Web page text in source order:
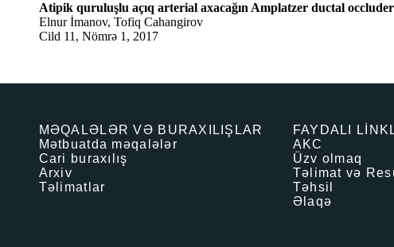
Atipik quruluşlu açıq arterial axacağın Amplatzer ductal
Elnur İmanov, Tofiq Cahangirov
Cild 11, Nömrə 1, 2017
MƏQALƏLƏR VƏ BURAXILIŞLAR
Mətbuatda məqalələr
Cari buraxılış
Arxiv
Təlimatlar
FAYDALI
AKC
Üzv olmaq
Təlimat və
Təhsil
Əlaqə